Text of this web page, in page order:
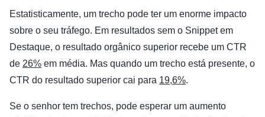
Estatisticamente, um trecho pode ter um enorme impacto
sobre o seu tráfego. Em resultados sem o Snippet em
Destaque, o resultado orgânico superior recebe um CTR
de 26% em média. Mas quando um trecho está presente, o
CTR do resultado superior cai para 19,6%.
Se o senhor tem trechos, pode esperar um aumento